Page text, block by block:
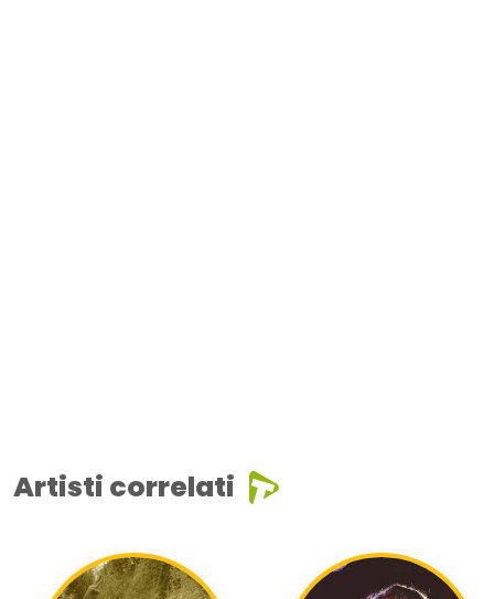
Artisti correlati